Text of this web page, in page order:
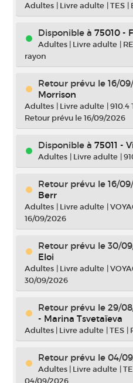
Adultes | Livre adulte |TES |
Disponible à 75010 -
Adultes | Livre adulte |
rayon
Retour prévu le 16/
Morrison
Adultes | Livre adulte |910.4
Retour prévu le 16/09/2026
Disponible à 75011 -
Adultes | Livre adulte |
Retour prévu le 16/
Berr
Adultes | Livre adulte |
16/09/2026
Retour prévu le 30/
Eloi
Adultes | Livre adulte |
30/09/2026
Retour prévu le 29/
- Marina Tsvetaïeva
Adultes | Livre adulte |TES |
Retour prévu le 04/
Adultes | Livre adulte |
04/09/2026